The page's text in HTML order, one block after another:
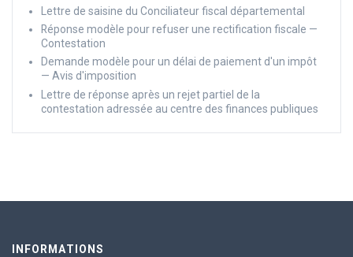
Lettre de saisine du Conciliateur fiscal départemental
Réponse modèle pour refuser une rectification fiscale —
Contestation
Demande modèle pour un délai de paiement d'un impôt
— Avis d'imposition
Lettre de réponse après un rejet partiel de la
contestation adressée au centre des finances publiques
INFORMATIONS